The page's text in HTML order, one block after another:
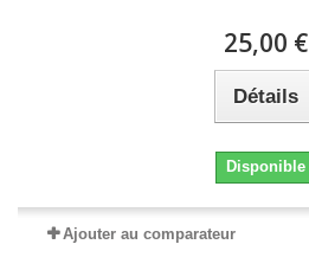
25,00 €
Détails
Disponible
Ajouter au comparateur